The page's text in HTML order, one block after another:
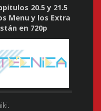
20.5 y 21.5
Menu y los Extra
en 720p